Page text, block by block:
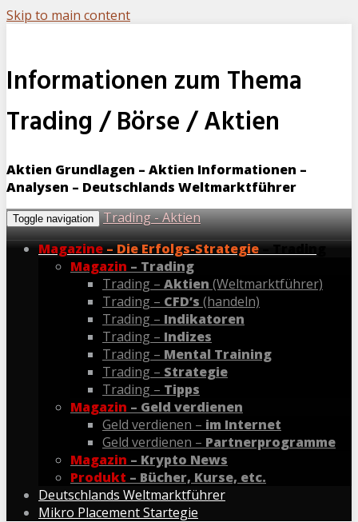
Skip to main content
Informationen zum Thema
Trading / Börse / Aktien
Aktien Grundlagen – Aktien Informationen –
Analysen – Deutschlands Weltmarktführer
Toggle navigation
Trading - Aktien
Magazine – Die Erfolgs-Strategie – Trading
Magazin – Trading
Trading – Aktien (Weltmarktführer)
Trading – CFD’s (handeln)
Trading – Indikatoren
Trading – Indizes
Trading – Mental Training
Trading – Strategie
Trading – Tipps
Magazin – Geld verdienen
Geld verdienen – im Internet
Geld verdienen – Partnerprogramme
Magazin – Krypto News
Produkt – Bücher, Kurse, etc.
Deutschlands Weltmarktführer
Mikro Placement Startegie